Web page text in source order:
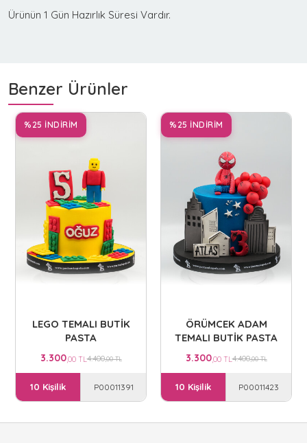
Ürünün 1 Gün Hazırlık Süresi Vardır.
Benzer Ürünler
%25 İNDİRİM
LEGO TEMALI BUTİK
PASTA
3.300,00 TL4.400,00 TL
10 Kişilik P00011391
%25 İNDİRİM
ÖRÜMCEK ADAM
TEMALI BUTİK PASTA
3.300,00 TL4.400,00 TL
10 Kişilik P00011423